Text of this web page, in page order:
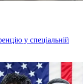
у спеціальній